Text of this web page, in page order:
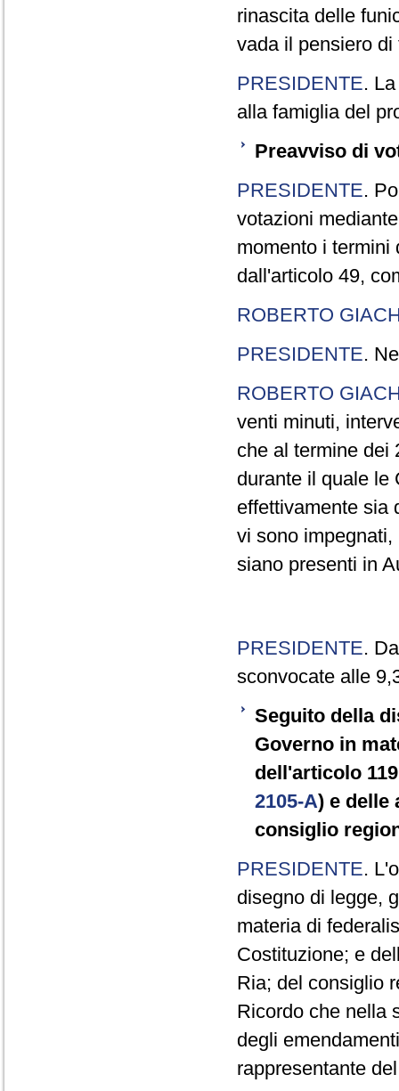
rinascita delle
vada il pensiero di
PRESIDENTE.
alla famiglia del
Preavviso di
PRESIDENTE.
votazioni
momento i termini
dall'articolo 49,
ROBERTO
PRESIDENTE.
ROBERTO
venti minuti,
che al termine dei
durante il quale le
effettivamente sia
vi sono
siano presenti in
PRESIDENTE.
sconvocate alle
Seguito della
Governo in
dell'articolo
2105-A) e delle
consiglio
PRESIDENTE.
disegno di legge,
materia di
Costituzione; e
Ria; del consiglio
Ricordo che nella
degli
rappresentante